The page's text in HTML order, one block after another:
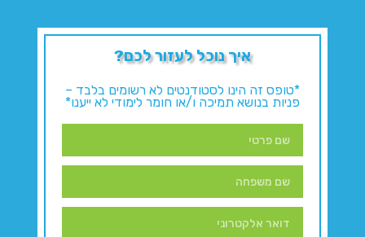
איך נוכל לעזור לכם?
*טופס זה הינו לסטודנטים לא רשומים בלבד –
פניות בנושא תמיכה ו/או חומר לימודי לא ייענו*